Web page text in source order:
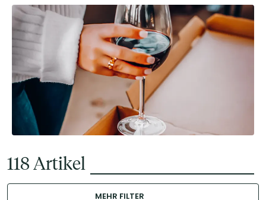
118 Artikel
MEHR FILTER